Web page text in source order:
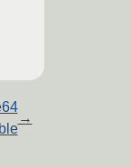
→